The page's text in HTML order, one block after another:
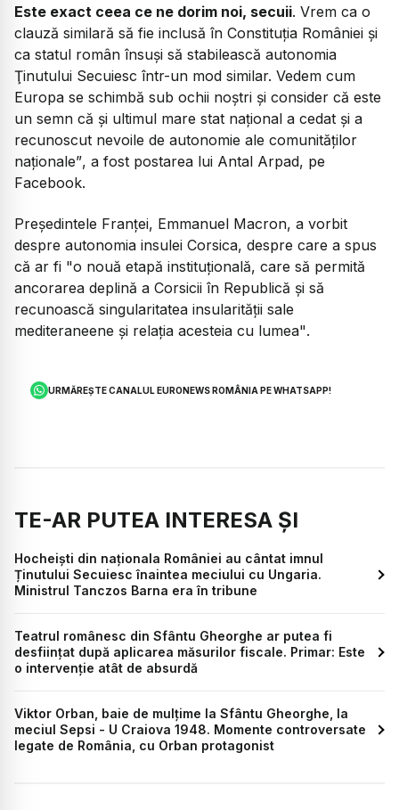
Este exact ceea ce ne dorim noi, secuii. Vrem ca o
clauză similară să fie inclusă în Constituţia României şi
ca statul român însuşi să stabilească autonomia
Ţinutului Secuiesc într-un mod similar. Vedem cum
Europa se schimbă sub ochii noştri şi consider că este
un semn că şi ultimul mare stat naţional a cedat şi a
recunoscut nevoile de autonomie ale comunităţilor
naţionale”, a fost postarea lui Antal Arpad, pe
Facebook.
Președintele Franței, Emmanuel Macron, a vorbit
despre autonomia insulei Corsica, despre care a spus
că ar fi "o nouă etapă instituțională, care să permită
ancorarea deplină a Corsicii în Republică şi să
recunoască singularitatea insularităţii sale
mediteraneene şi relaţia acesteia cu lumea".
URMĂREȘTE CANALUL EURONEWS ROMÂNIA PE WHATSAPP!
TE-AR PUTEA INTERESA ȘI
Hocheiști din naționala României au cântat imnul
Ținutului Secuiesc înaintea meciului cu Ungaria.
Ministrul Tanczos Barna era în tribune
Teatrul românesc din Sfântu Gheorghe ar putea fi
desființat după aplicarea măsurilor fiscale. Primar: Este
o intervenție atât de absurdă
Viktor Orban, baie de mulțime la Sfântu Gheorghe, la
meciul Sepsi - U Craiova 1948. Momente controversate
legate de România, cu Orban protagonist